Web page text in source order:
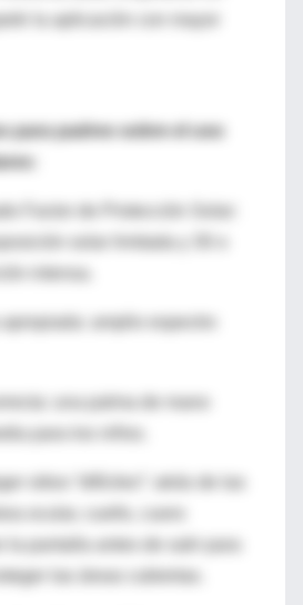
la aplicación con mayor
para padres sobre el uso
apropiada: amplio espectro
sitios “difíciles”: atrás de las
las áreas cubiertas.